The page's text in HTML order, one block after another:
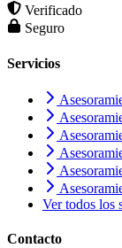
Verificado
Seguro
Servicios
Ver todos los
Contacto